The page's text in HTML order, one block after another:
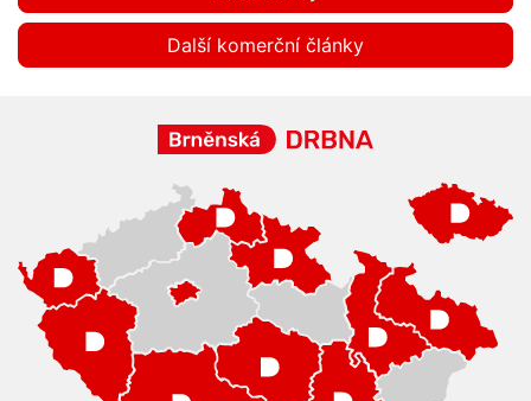
Další komerční články